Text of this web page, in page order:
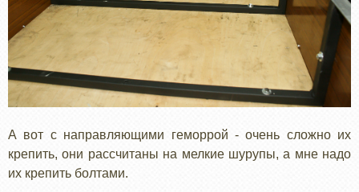
А вот с направляющими геморрой - очень сложно их
крепить, они рассчитаны на мелкие шурупы, а мне надо
их крепить болтами.